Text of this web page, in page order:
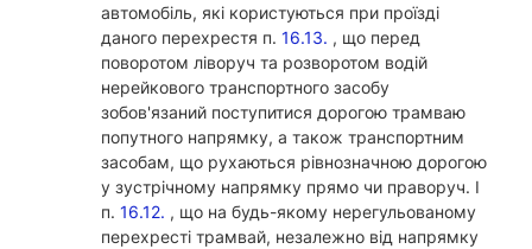
автомобіль, які користуються при проїзді
даного перехрестя п. 16.13. , що перед
поворотом ліворуч та розворотом водій
нерейкового транспортного засобу
зобов'язаний поступитися дорогою трамваю
попутного напрямку, а також транспортним
засобам, що рухаються рівнозначною дорогою
у зустрічному напрямку прямо чи праворуч. І
п. 16.12. , що на будь-якому нерегульованому
перехресті трамвай, незалежно від напрямку